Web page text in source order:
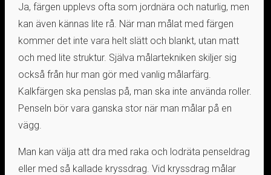
Ja, färgen upplevs ofta som jordnära och naturlig, men
kan även kännas lite rå. När man målat med färgen
kommer det inte vara helt slätt och blankt, utan matt
och med lite struktur. Själva målartekniken skiljer sig
också från hur man gör med vanlig målarfärg.
Kalkfärgen ska penslas på, man ska inte använda roller.
Penseln bör vara ganska stor när man målar på en
vägg.
Man kan välja att dra med raka och lodräta penseldrag
eller med så kallade kryssdrag. Vid kryssdrag målar